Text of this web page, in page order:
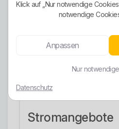
Wasserkraft beworben. Das
irgendein loser grüner
Wichtig ist aber die
weil ein Ökostromtarif
Wer gezielt Wert auf
passenden Tarif bewusst
Stromangebote
Klick auf „Nur notwendige
notwendige
Anpassen
Nur
Datenschutz